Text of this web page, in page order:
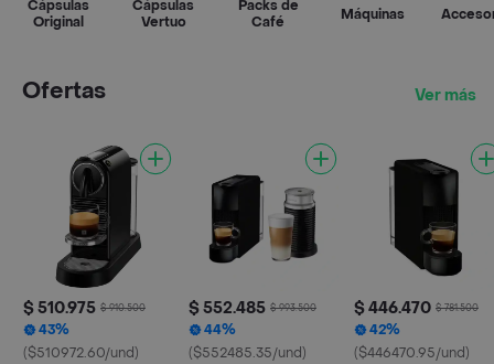
Cápsulas
Original
Cápsulas
Vertuo
Packs de
Café
Máquinas
Ofertas Ver más
$ 510.975 $ 910.500
43%
($510972.60/und)
$ 552.485 $ 993.500
44%
($552485.35/und)
$ 446.470 $ 781.500
42%
($446470.95/und)